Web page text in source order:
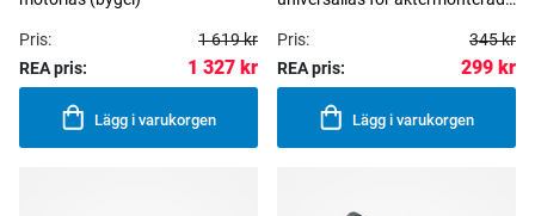
Pris:
1 619 kr
REA pris:
1 327 kr
Lägg i varukorgen
Pris:
345 kr
REA pris:
299 kr
Lägg i varukorgen